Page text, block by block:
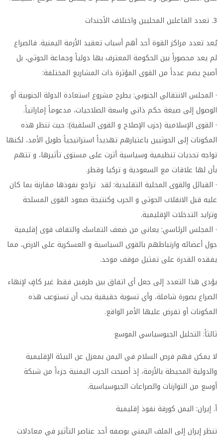
3. تعدد الفاعلين المحليين واختلاف الأجندات
يُعد تعدد مراكز القوة أحد أهم أسباب تعقيد الأزمة اليمنية. فالصراع
لم يعد محصوراً بين الحكومة المعترف بها دولياً وجماعة الحوثي، بل
أصبح يضم عدداً من القوى المؤثرة ذات المشاريع المختلفة:
· المجلس الانتقالي الجنوبي: يطرح مشروع استعادة الدولة الجنوبية أو
الوصول إلى صيغة حكم ذاتي واسعة الصلاحيات، مدعوماً إماراتياً.
· القوى الإسلامية (حزب الإصلاح و القوى السلفية): حيث تنظر هذه
المكونات إلى الحوثيين باعتبارهم تهديداً استراتيجياً طويل الأمد، لكنها
تواجه تحديات تنظيمية وسياسية أثرت على مستوى تأثيرها، و تتهم
بأن لها علاقات مع السعودية و تركيا وقطر.
· القبائل والقوى المحلية التقليدية: لقد تراجع نفوذها مقارنة بما كان
عليه قبل الانقلاب الحوثي و الحرب وكنتيجة صعود القوى المسلحة
وتزايد التدخلات الإقليمية.
· المجلس الرئاسي: يعاني من ضعف التماسك والتفاف قوى إقليمية
حول أعضائه وارتباطهم بالقوى السياسية و العسكرية على الارض، مما
يفقده القدرة على تمثيل موقف موحد.
يؤدي هذا التعدد إلى جعل أي اتفاق بين طرفين فقط غير كافٍ لإنهاء
الصراع بصورة شاملة، وأي تسوية حقيقية يجب أن تستوعب هذه
المكونات أو تفرض عليها الأمر الواقع.
ثالثاً: التحليل الجيوسياسي الموسع
لا يمكن فهم فرص السلام في اليمن بمعزل عن البيئة الإقليمية
والدولية المحيطة بالأزمة، إذ أصبحت الحرب اليمنية جزءاً من شبكة
أوسع من التوازنات والصراعات الجيوسياسية.
أ. إيران: اليمن كورقة نفوذ إقليمية
تنظر إيران إلى الملف اليمني بوصفه أحد عناصر التأثير في معادلات